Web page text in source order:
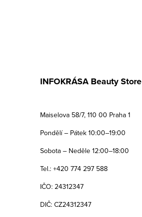
INFOKRÁSA Beauty Store
Maiselova 58/7, 110 00 Praha 1
Pondělí – Pátek 10:00–19:00
Sobota – Neděle 12:00–18:00
Tel.: +420 774 297 588
IČO: 24312347
DIČ: CZ24312347